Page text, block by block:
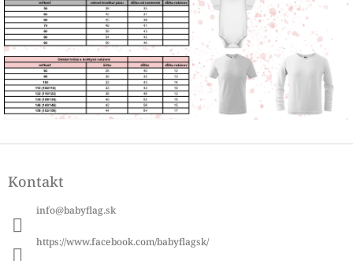
pKontakt
info@babyflag.sk
https://www.facebook.com/babyflagsk/